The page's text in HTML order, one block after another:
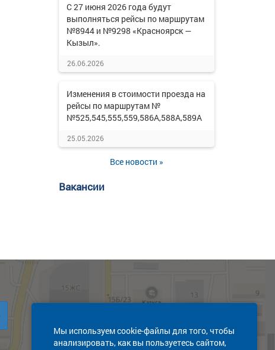
С 27 июня 2026 года будут
выполняться рейсы по маршрутам
№8944 и №9298 «Красноярск —
Кызыл».
26.06.2026
Изменения в стоимости проезда на
рейсы по маршрутам №
№525,545,555,559,586А,588А,589А
25.05.2026
Все новости »
Вакансии
Мы используем cookie-файлы для того, чтобы
анализировать, как вы пользуетесь сайтом,